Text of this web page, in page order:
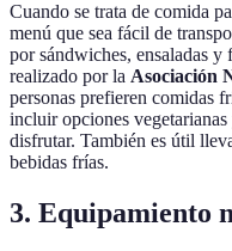
Cuando se trata de comida
menú que sea fácil de
por sándwiches, ensaladas
realizado por la Asociación
personas prefieren comidas
incluir opciones
disfrutar. También es útil
bebidas frías.
3. Equipamiento